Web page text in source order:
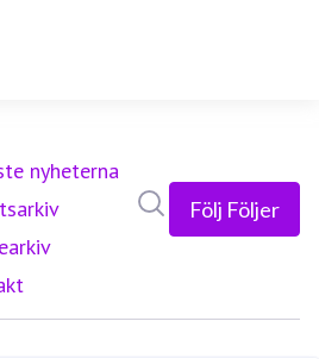
nyheterna
Följ Följer